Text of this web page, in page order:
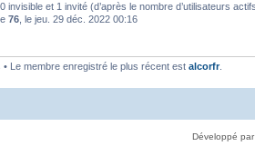
invisible et 1 invité (d’après le nombre d’utilisateurs
76 , le jeu. 29 déc. 2022 00:16
• Le membre enregistré le plus récent est alcorfr.
Développé par